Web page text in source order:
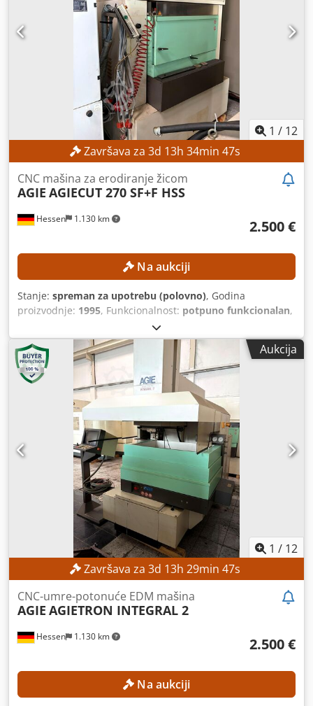
1 / 12
Završava za 3d 13h 34min 45s
Hessen 1.130 km
CNC mašina za erodiranje žicom
AGIE AGIECUT 270 SF+F HSS
2.500 €
Na aukciji
Stanje: spreman za upotrebu (polovno), Godina
proizvodnje: 1995, Funkcionalnost: potpuno funkcionalan,
, udaljenost pomeranja ose X:
350 mm, Y osa hod:250 mm, radni hod Z-ose:256 mm,
Prečnik žice (maks.):0,33 mm
, model kontrolera:
AGIEVISION / AGIE HSS-Steuerung, Ne postoji minimalna
cena – garantovana prodaja po najvišoj ponudi! TEHNIČKE
KARAKTERISTIKE Hod po X osi: 350 mm Hod po Y osi: 250
mm Hod po Z osi: 256 mm Dcjdpfx Ajzpypzjkuek Hod po
U/V osi: ±70 mm Rezolucija pozicioniranja: 0,0001 mm
Preciznost pozicioniranja: oko ±3 µm Podaci o obradi
Maksimalni konus: 30° pri visini radnog komada od 100
mm Kvalitet površine: do oko Ra 0,2 µm pri više završnih
obrada Podaci o radnom komadu Maksimalne dimenzije
radnog komada: 750 × 550 × 250 mm Maksimalna težina
radnog komada: 450 kg Sistem žice Prečnik žice: 0,10 – 0,33
mm Brzina žice: do oko 3 m/min Vučna sila žice:
kontrolisana putem CNC-a DETALJI MAŠINE Kontrolni
sistem: AGIEVISION / AGIE HSS Generator: AGIE HSS
Priključak na električnu mrežu: 3 × 400 V, 50 Hz Priključna
snaga: oko 10,5 kVA Dimenzije i težina Dimenzije (D × Š ×
V): oko 2.215 × 2.215 × 2.220 mm Težina mašine: oko 3.600
kg OPREMA Potpuno automatsko uvlačenje žice
Aukcija
1 / 12
Završava za 3d 13h 29min 45s
Hessen 1.130 km
CNC-umre-potonuće EDM mašina
AGIE AGIETRON INTEGRAL 2
2.500 €
Na aukciji